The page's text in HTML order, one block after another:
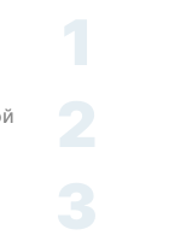
1
2
3